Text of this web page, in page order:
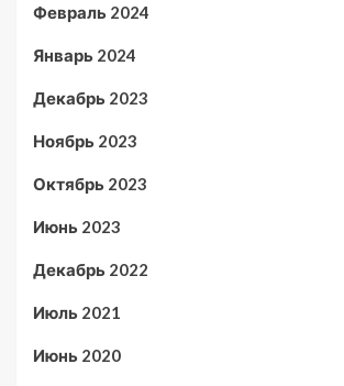
Февраль 2024
Январь 2024
Декабрь 2023
Ноябрь 2023
Октябрь 2023
Июнь 2023
Декабрь 2022
Июль 2021
Июнь 2020